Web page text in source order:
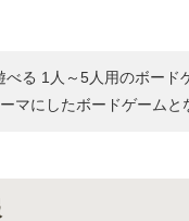
る 1人～5人用のボード
ーマにしたボードゲームと